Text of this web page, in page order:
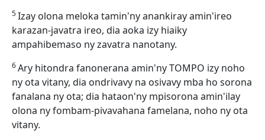
5Izay olona meloka tamin'ny anankiray amin'ireo
karazan-javatra ireo, dia aoka izy hiaiky
ampahibemaso ny zavatra nanotany.
6Ary hitondra fanonerana amin'ny TOMPO izy noho
ny ota vitany, dia ondrivavy na osivavy mba ho sorona
fanalana ny ota; dia hataon'ny mpisorona amin'ilay
olona ny fombam-pivavahana famelana, noho ny ota
vitany.